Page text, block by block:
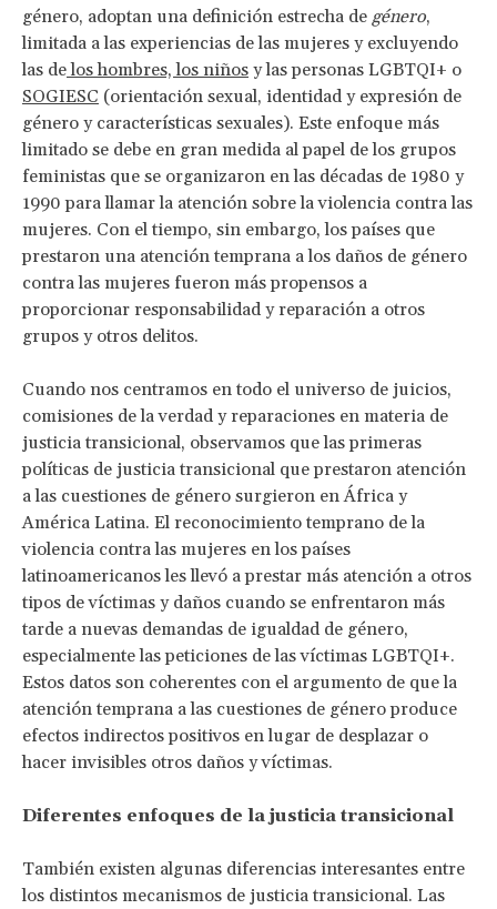
género, adoptan una definición estrecha de género,
limitada a las experiencias de las mujeres y excluyendo
las delos hombres, los niños y las personas LGBTQI+ o
SOGIESC (orientación sexual, identidad y expresión de
género y características sexuales). Este enfoque más
limitado se debe en gran medida al papel de los grupos
feministas que se organizaron en las décadas de 1980 y
1990 para llamar la atención sobre la violencia contra las
mujeres. Con el tiempo, sin embargo, los países que
prestaron una atención temprana a los daños de género
contra las mujeres fueron más propensos a
proporcionar responsabilidad y reparación a otros
grupos y otros delitos.
Cuando nos centramos en todo el universo de juicios,
comisiones de la verdad y reparaciones en materia de
justicia transicional, observamos que las primeras
políticas de justicia transicional que prestaron atención
a las cuestiones de género surgieron en África y
América Latina. El reconocimiento temprano de la
violencia contra las mujeres en los países
latinoamericanos les llevó a prestar más atención a otros
tipos de víctimas y daños cuando se enfrentaron más
tarde a nuevas demandas de igualdad de género,
especialmente las peticiones de las víctimas LGBTQI+.
Estos datos son coherentes con el argumento de que la
atención temprana a las cuestiones de género produce
efectos indirectos positivos en lugar de desplazar o
hacer invisibles otros daños y víctimas.
Diferentes enfoques de la justicia transicional
También existen algunas diferencias interesantes entre
los distintos mecanismos de justicia transicional. Las